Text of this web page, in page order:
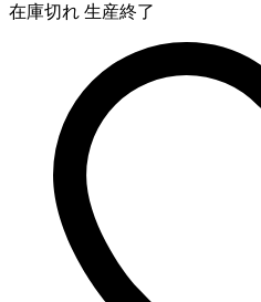
在庫切れ 生産終了